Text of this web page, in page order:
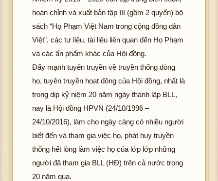
hoàn chỉnh và xuất bản tập III (gồm 2 quyển) bộ
sách “Họ Phạm Việt Nam trong cộng đồng dân
Việt”, các tư liệu, tài liệu liên quan đến Họ Phạm
và các ấn phẩm khác của Hội đồng.
Đẩy mạnh tuyên truyền về truyền thống dòng
họ, tuyên truyền hoạt động của Hội đồng, nhất là
trong dịp kỷ niệm 20 năm ngày thành lập BLL,
nay là Hội đồng HPVN (24/10/1996 –
24/10/2016), làm cho ngày càng có nhiều người
biết đến và tham gia việc họ, phát huy truyền
thống hết lòng làm việc họ của lớp lớp những
người đã tham gia BLL (HĐ) trên cả nước trong
20 năm qua.